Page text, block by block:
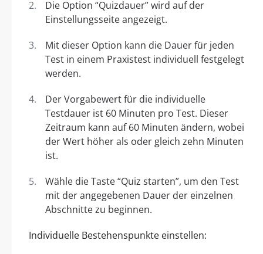
Die Option “Quizdauer” wird auf der
Einstellungsseite angezeigt.
Mit dieser Option kann die Dauer für jeden
Test in einem Praxistest individuell festgelegt
werden.
Der Vorgabewert für die individuelle
Testdauer ist 60 Minuten pro Test. Dieser
Zeitraum kann auf 60 Minuten ändern, wobei
der Wert höher als oder gleich zehn Minuten
ist.
Wähle die Taste “Quiz starten”, um den Test
mit der angegebenen Dauer der einzelnen
Abschnitte zu beginnen.
Individuelle Bestehenspunkte einstellen: